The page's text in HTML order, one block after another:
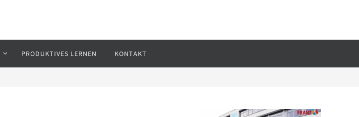
PRODUKTIVES LERNEN KONTAKT